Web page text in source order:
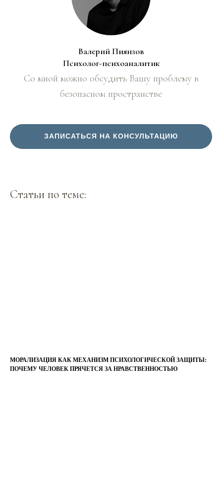
Валерий Пиянзов
Психолог-психоаналитик
Со мной можно обсудить Вашу проблему в
безопасном пространстве
ЗАПИСАТЬСЯ НА КОНСУЛЬТАЦИЮ
Статьи по теме:
МОРАЛИЗАЦИЯ КАК МЕХАНИЗМ ПСИХОЛОГИЧЕСКОЙ ЗАЩИТЫ:
ПОЧЕМУ ЧЕЛОВЕК ПРЯЧЕТСЯ ЗА НРАВСТВЕННОСТЬЮ